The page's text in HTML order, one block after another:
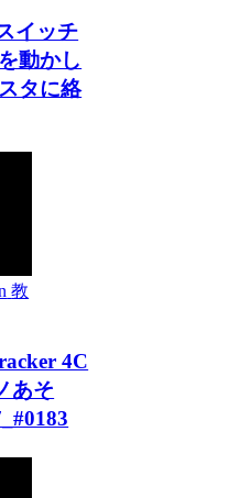
イッチ
動かし
タに絡
教
4C
あそ